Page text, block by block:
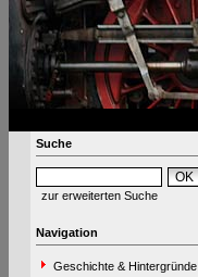
Suche
zur erweiterten Suche
Navigation
Geschichte & Hintergründe